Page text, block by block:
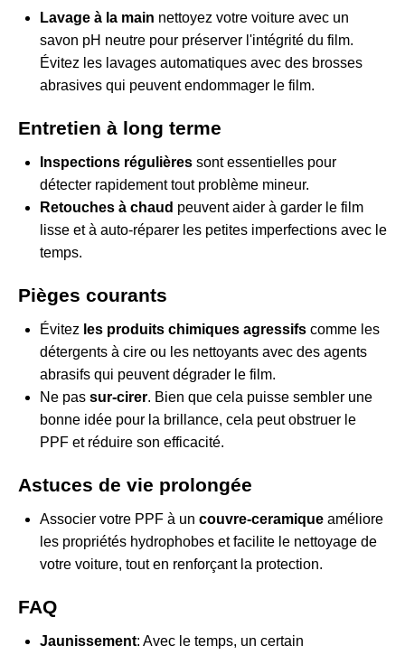
Lavage à la main nettoyez votre voiture avec un
savon pH neutre pour préserver l'intégrité du film.
Évitez les lavages automatiques avec des brosses
abrasives qui peuvent endommager le film.
Entretien à long terme
Inspections régulières sont essentielles pour
détecter rapidement tout problème mineur.
Retouches à chaud peuvent aider à garder le film
lisse et à auto-réparer les petites imperfections avec le
temps.
Pièges courants
Évitez les produits chimiques agressifs comme les
détergents à cire ou les nettoyants avec des agents
abrasifs qui peuvent dégrader le film.
Ne pas sur-cirer. Bien que cela puisse sembler une
bonne idée pour la brillance, cela peut obstruer le
PPF et réduire son efficacité.
Astuces de vie prolongée
Associer votre PPF à un couvre-ceramique améliore
les propriétés hydrophobes et facilite le nettoyage de
votre voiture, tout en renforçant la protection.
FAQ
Jaunissement: Avec le temps, un certain